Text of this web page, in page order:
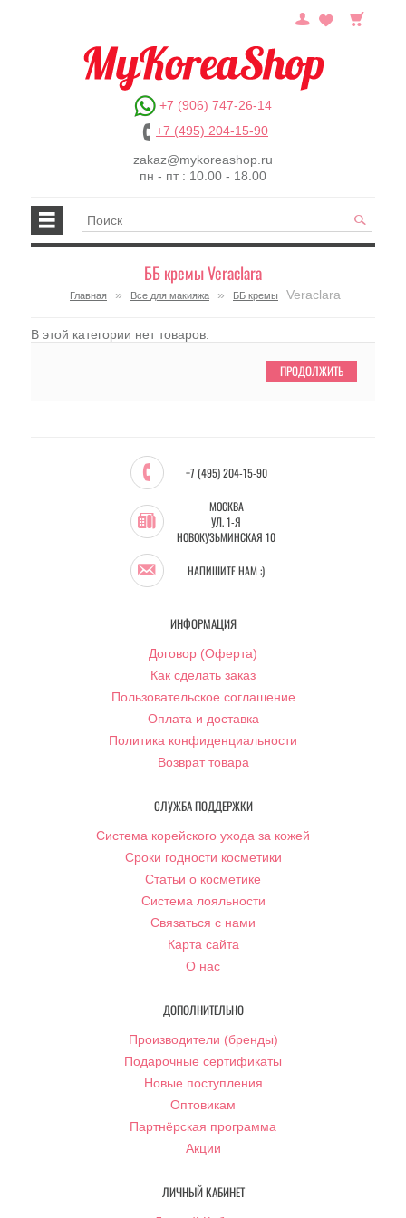
+7 (906) 747-26-14
+7 (495) 204-15-90
zakaz@mykoreashop.ru
пн - пт : 10.00 - 18.00
ББ кремы Veraclara
Главная » Все для макияжа » ББ кремы Veraclara
В этой категории нет товаров.
ПРОДОЛЖИТЬ
+7 (495) 204-15-90
МОСКВА
УЛ. 1-Я
НОВОКУЗЬМИНСКАЯ 10
НАПИШИТЕ НАМ :)
ИНФОРМАЦИЯ
Договор (Оферта)
Как сделать заказ
Пользовательское соглашение
Оплата и доставка
Политика конфиденциальности
Возврат товара
СЛУЖБА ПОДДЕРЖКИ
Система корейского ухода за кожей
Сроки годности косметики
Статьи о косметике
Система лояльности
Связаться с нами
Карта сайта
О нас
ДОПОЛНИТЕЛЬНО
Производители (бренды)
Подарочные сертификаты
Новые поступления
Оптовикам
Партнёрская программа
Акции
ЛИЧНЫЙ КАБИНЕТ